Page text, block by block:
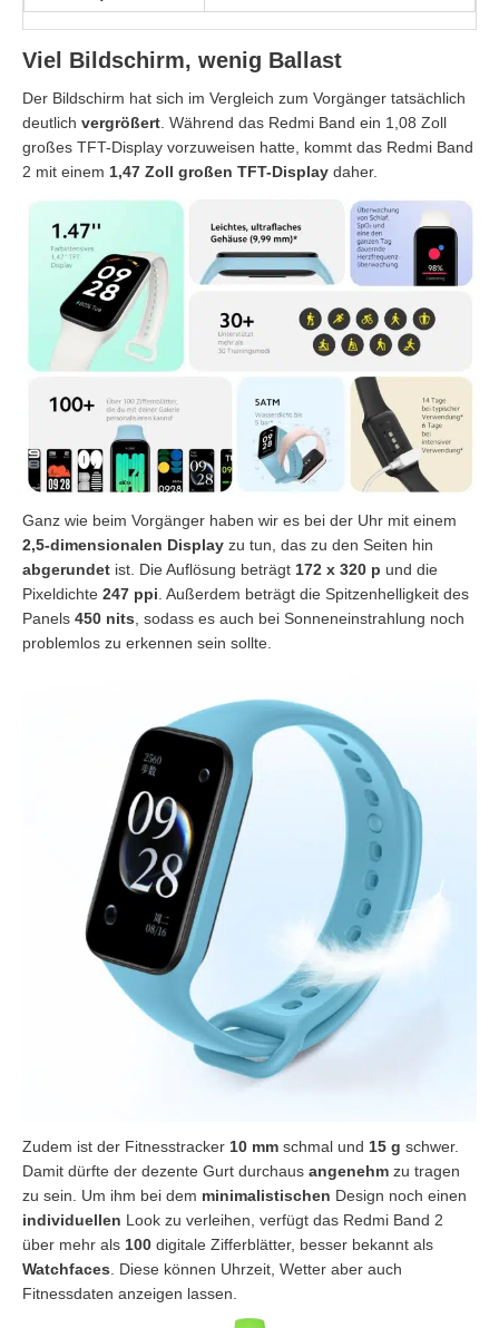
Viel Bildschirm, wenig Ballast
Der Bildschirm hat sich im Vergleich zum Vorgänger tatsächlich
deutlich vergrößert . Während das Redmi Band ein 1,08 Zoll
großes TFT-Display vorzuweisen hatte, kommt das Redmi Band
2 mit einem 1,47 Zoll großen TFT-Display daher.
Ganz wie beim Vorgänger haben wir es bei der Uhr mit einem
2,5-dimensionalen Display zu tun, das zu den Seiten hin
abgerundet ist. Die Auflösung beträgt 172 x 320 p und die
Pixeldichte 247 ppi. Außerdem beträgt die Spitzenhelligkeit des
Panels 450 nits, sodass es auch bei Sonneneinstrahlung noch
problemlos zu erkennen sein sollte.
Zudem ist der Fitnesstracker 10 mm schmal und 15 g schwer.
Damit dürfte der dezente Gurt durchaus angenehm zu tragen
zu sein. Um ihm bei dem minimalistischen Design noch einen
individuellen Look zu verleihen, verfügt das Redmi Band 2
über mehr als 100 digitale Zifferblätter, besser bekannt als
Watchfaces . Diese können Uhrzeit, Wetter aber auch
Fitnessdaten anzeigen lassen.